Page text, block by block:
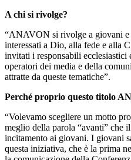
A chi si rivolge?
“ANAVON si rivolge a giovani
interessati a Dio, alla fede e alla
invitati i responsabili ecclesiastici
operatori dei media e della
attratte da queste tematiche”.
Perché proprio questo titolo
“Volevamo scegliere un motto
meglio della parola “avanti” che
incitamento ai giovani. I giovani
questa iniziativa, che è la prima